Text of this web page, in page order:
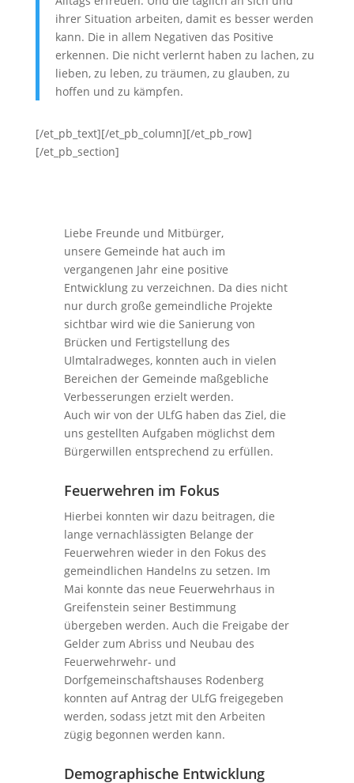
ihrer Situation arbeiten, damit es besser werden
kann. Die in allem Negativen das Positive
erkennen. Die nicht verlernt haben zu lachen, zu
lieben, zu leben, zu träumen, zu glauben, zu
hoffen und zu kämpfen.
[/et_pb_text][/et_pb_column][/et_pb_row]
[/et_pb_section]
Liebe Freunde und Mitbürger,
unsere Gemeinde hat auch im
vergangenen Jahr eine positive
Entwicklung zu verzeichnen. Da dies nicht
nur durch große gemeindliche Projekte
sichtbar wird wie die Sanierung von
Brücken und Fertigstellung des
Ulmtalradweges, konnten auch in vielen
Bereichen der Gemeinde maßgebliche
Verbesserungen erzielt werden.
Auch wir von der ULfG haben das Ziel, die
uns gestellten Aufgaben möglichst dem
Bürgerwillen entsprechend zu erfüllen.
Feuerwehren im Fokus
Hierbei konnten wir dazu beitragen, die
lange vernachlässigten Belange der
Feuerwehren wieder in den Fokus des
gemeindlichen Handelns zu setzen. Im
Mai konnte das neue Feuerwehrhaus in
Greifenstein seiner Bestimmung
übergeben werden. Auch die Freigabe der
Gelder zum Abriss und Neubau des
Feuerwehrwehr- und
Dorfgemeinschaftshauses Rodenberg
konnten auf Antrag der ULfG freigegeben
werden, sodass jetzt mit den Arbeiten
zügig begonnen werden kann.
Demographische Entwicklung